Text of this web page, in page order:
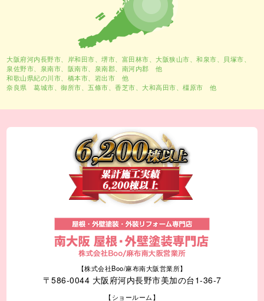
大阪府河内長野市、 岸和田市 、堺市 、富田林市、大阪狭山市、和泉市、貝塚市、
泉佐野市、泉南市、阪南市、泉南郡、南河内郡 他
和歌山県紀の川市、橋本市、岩出市 他
奈良県 葛城市、御所市、五條市、香芝市、大和高田市、橿原市 他
【株式会社Boo/麻布南大阪営業所】
〒586-0044 大阪府河内長野市美加の台1-36-7
【ショールーム】